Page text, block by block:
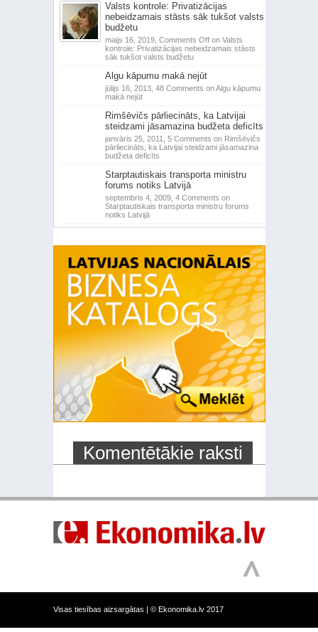
Valsts kontrole: Privatizācijas
nebeidzamais stāsts sāk tukšot valsts
budžetu
maijs 16, 2019, Comments Offon Valsts
kontrole: Privatizācijas nebeidzamais stāsts
sāk tukšot valsts budžetu
Algu kāpumu makā nejūt
jūlijs 16, 2013, 48 Comments on Algu kāpumu
makā nejūt
Rimšēvičs pārliecināts, ka Latvijai
steidzami jāsamazina budžeta deficīts
janvāris 25, 2011, 5 Comments on Rimšēvičs
pārliecināts, ka Latvijai steidzami jāsamazina
budžeta deficīts
Starptautiskais transporta ministru
forums notiks Latvijā
septembris 4, 2009, 4 Comments on
Starptautiskais transporta ministru forums
notiks Latvijā
Komentētākie raksti
Visas tiesības aizsargātas | © Ekonomika.lv 2017